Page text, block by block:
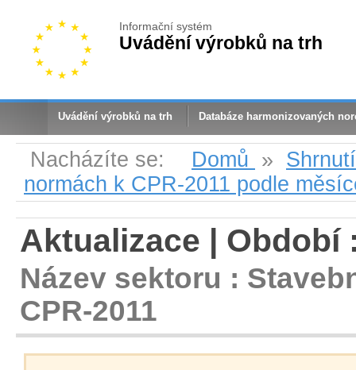
Informační systém
Uvádění výrobků na trh
Uvádění výrobků na trh Databáze harmonizovaných
Nacházíte se: Domů »
normách k CPR-2011 podle
Aktualizace | Období
Název sektoru :
CPR-2011